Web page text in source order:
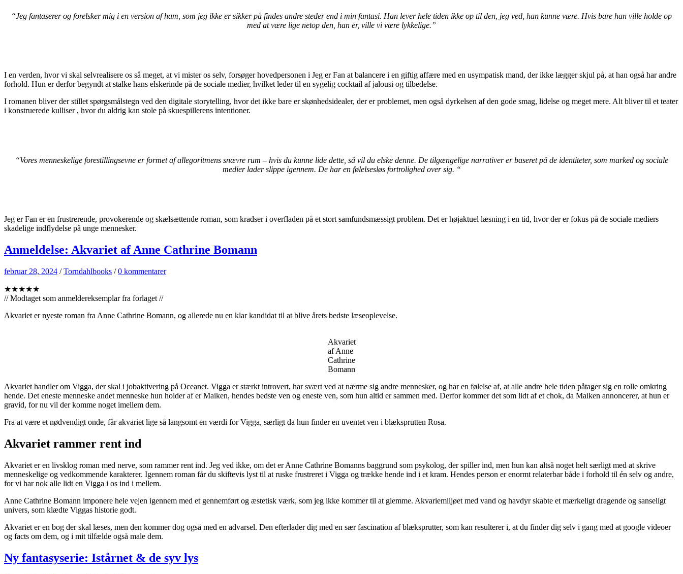
“Jeg fantaserer og forelsker mig i en version af ham, som jeg ikke er sikker på findes andre steder end i min fantasi. Han lever hele tiden ikke op til den, jeg ved, han kunne være. Hvis bare han ville holde op
med at være lige netop den, han er, ville vi være lykkelige.”
I en verden, hvor vi skal selvrealisere os så meget, at vi mister os selv, forsøger hovedpersonen i Jeg er Fan at balancere i en giftig affære med en usympatisk mand, der ikke lægger skjul på, at han også har andre
forhold. Hun er derfor begyndt at stalke hans elskerinde på de sociale medier, hvilket leder til en sygelig cocktail af jalousi og tilbedelse.
I romanen bliver der stillet spørgsmålstegn ved den digitale storytelling, hvor det ikke bare er skønhedsidealer, der er problemet, men også dyrkelsen af den gode smag, lidelse og meget mere. Alt bliver til et teater
i konstruerede kulliser , hvor du aldrig kan stole på skuespillerens intentioner.
“Vores menneskelige forestillingsevne er formet af allegoritmens snævre rum – hvis du kunne lide dette, så vil du elske denne. De tilgængelige narrativer er baseret på de identiteter, som marked og sociale
medier lader slippe igennem. De har en følelsesløs fortrolighed over sig. “
Jeg er Fan er en frustrerende, provokerende og skælsættende roman, som kradser i overfladen på et stort samfundsmæssigt problem. Det er højaktuel læsning i en tid, hvor der er fokus på de sociale mediers
skadelige indflydelse på unge mennesker.
Anmeldelse: Akvariet af Anne Cathrine Bomann
februar 28, 2024 /Torndahlbooks /0 kommentarer
★★★★★
// Modtaget som anmeldereksemplar fra forlaget //
Akvariet er nyeste roman fra Anne Cathrine Bomann, og allerede nu en klar kandidat til at blive årets bedste læseoplevelse.
Akvariet
af Anne
Cathrine
Bomann
Akvariet handler om Vigga, der skal i jobaktivering på Oceanet. Vigga er stærkt introvert, har svært ved at nærme sig andre mennesker, og har en følelse af, at alle andre hele tiden påtager sig en rolle omkring
hende. Det eneste menneske andet menneske hun holder af er Maiken, hendes bedste ven og eneste ven, som hun altid er sammen med. Derfor kommer det som lidt af et chok, da Maiken annoncerer, at hun er
gravid, for nu vil der komme noget imellem dem.
Fra at være et nødvendigt onde, får akvariet lige så langsomt en værdi for Vigga, særligt da hun finder en uventet ven i blæksprutten Rosa.
Akvariet rammer rent ind
Akvariet er en livsklog roman med nerve, som rammer rent ind. Jeg ved ikke, om det er Anne Cathrine Bomanns baggrund som psykolog, der spiller ind, men hun kan altså noget helt særligt med at skrive
menneskelige og vedkommende karakterer. Igennem roman får du skiftevis lyst til at ruske frustreret i Vigga og trække hende ind i et kram. Hendes person er enormt relaterbar både i forhold til én selv og andre,
for vi har nok alle lidt en Vigga i os ind i mellem.
Anne Cathrine Bomann imponere hele vejen igennem med et gennemført og æstetisk værk, som jeg ikke kommer til at glemme. Akvariemiljøet med vand og havdyr skabte et mærkeligt dragende og sanseligt
univers, som klædte Viggas historie godt.
Akvariet er en bog der skal læses, men den kommer dog også med en advarsel. Den efterlader dig med en sær fascination af blæksprutter, som kan resulterer i, at du finder dig selv i gang med at google videoer
og facts om dem, og i mit tilfælde også male dem.
Ny fantasyserie: Istårnet & de syv lys